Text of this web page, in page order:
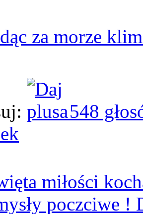
za morze
548
miłości
poczciwe !